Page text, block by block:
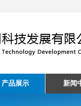
产品展示 新闻